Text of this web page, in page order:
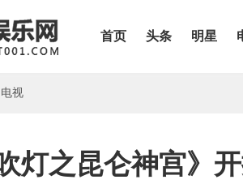
首页 头条 明星
电视
吹灯之昆仑神宫》